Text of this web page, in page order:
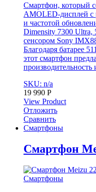
Смартфон, который
AMOLED-дисплей с
и частотой
Dimensity 7300
сенсором Sony
Благодаря батарее
этот смартфон
SKU: n/a
19 990 Р
View Product
Отложить
Сравнить
Смартфоны
Смартфон
Смартфоны